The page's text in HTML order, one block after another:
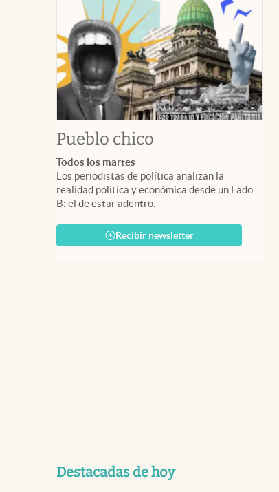
Pueblo chico
Todos los martes
Los periodistas de política analizan la
realidad política y económica desde un Lado
B: el de estar adentro.
Recibir newsletter
Destacadas de hoy